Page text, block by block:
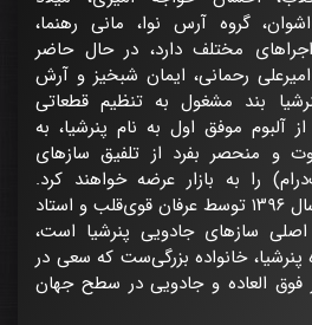
گروه آرس نوا، مانی رهنما،
مختلف دارد، در حال حاضر
رحمانی، ایمان شبخیز و آرش
بند مشغول به تنظیم قطعاتی
موفق اول به نام پنرشیا، به
و منحصر بفرد از تلفیق سازهای
را به بازار عرضه خواهند کرد.
کمپانی پنرشیا در تهران، سال ۱۳۹۶ توسط عرفان قوی‌قلب و استاد
سازهای جادویی پنرشیا است،
خانواده بزرگی‌ست که سعی در
فوق العاده و جادویی در سطح جهان